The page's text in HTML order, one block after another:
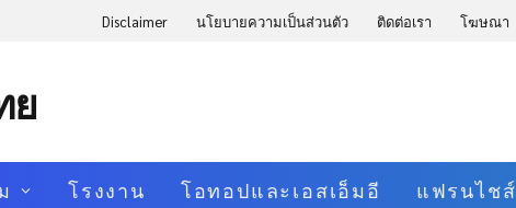
Disclaimer นโยบายความเป็นส่วนตัว ติดต่อเรา โฆษณา
ย
โรงงาน โอทอปและเอสเอ็มอี แฟรนไชส์